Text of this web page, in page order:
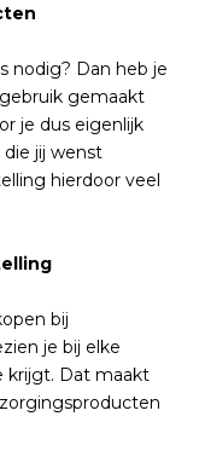
nodig? Dan heb je
gemaakt
je dus eigenlijk
jij wenst
hierdoor veel
bij
je bij elke
krijgt. Dat maakt